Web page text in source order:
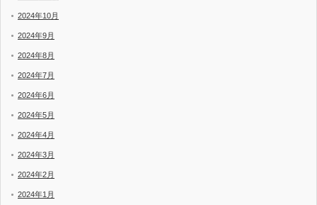
2024年10月
2024年9月
2024年8月
2024年7月
2024年6月
2024年5月
2024年4月
2024年3月
2024年2月
2024年1月